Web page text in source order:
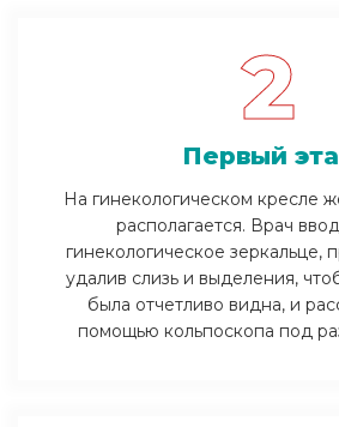
2
Первый
На гинекологическом кресле
располагается. Врач
гинекологическое зеркальце,
удалив слизь и выделения,
была отчетливо видна, и
помощью кольпоскопа под